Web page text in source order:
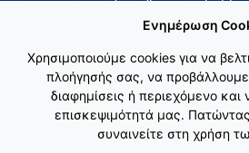
Ενημέρωση
Χρησιμοποιούμε cookies για να
πλοήγησής σας, να
διαφημίσεις ή περιεχόμενο
επισκεψιμότητά μας.
συναινείτε στη χρήση